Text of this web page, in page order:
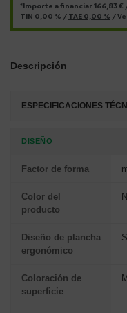
*Importe a financiar 166,83 €
TIN 0,00 % / TAE 0,00 % /
Descripción
ESPECIFICACIONES
DISEÑO
Factor de forma
Color del
producto
Diseño de plancha
ergonómico
Coloración de
superficie